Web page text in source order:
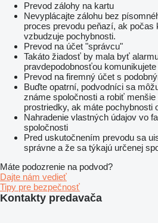
Prevod zálohy na kartu
Nevyplácajte zálohu bez
proces prevodu peňazí, ak počas
vzbudzuje pochybnosti.
Prevod na účet "správcu"
Takáto žiadosť by mala byť
pravdepodobnosťou
Prevod na firemný účet s
Buďte opatrní, podvodníci sa
známe spoločnosti a robiť
prostriedky, ak máte pochybnosti
Nahradenie vlastných údajov vo
spoločnosti
Pred uskutočnením prevodu sa
správne a že sa týkajú určenej
Máte podozrenie na podvod?
Dajte nám vedieť
Tipy pre bezpečnosť
Kontakty predavača